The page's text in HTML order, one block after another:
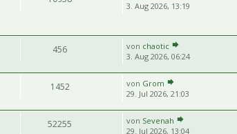
3. Aug 2026, 13:19
456 von chaotic
3. Aug 2026, 06:24
1452 von Grom
29. Jul 2026, 21:03
52255 von Sevenah
29. Jul 2026, 13:04